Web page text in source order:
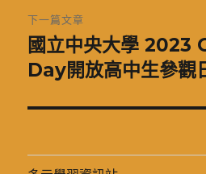
章:
下一篇文章
下
一
文
國立中央大學
Day開放高中生參觀